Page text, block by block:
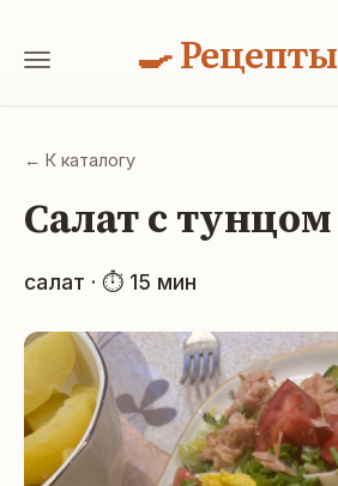
🍳 Рецепты
← К каталогу
Салат с тунцом
салат · ⏱ 15 мин